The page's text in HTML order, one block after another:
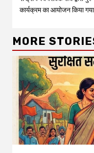
Reading
कार्यक्रम का आयोजन किया गया
MORE